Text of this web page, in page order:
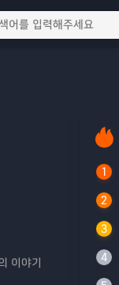
이야기
1
2
3
4